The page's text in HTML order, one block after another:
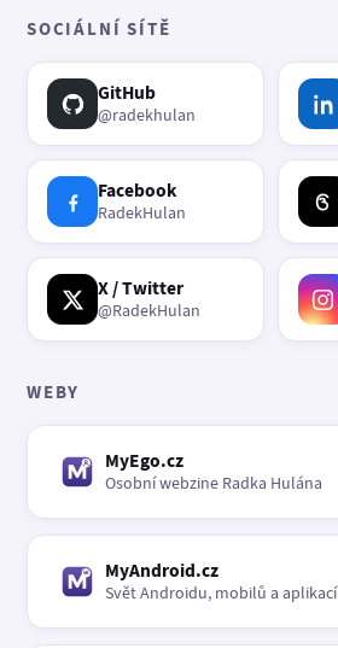
SOCIÁLNÍ SÍTĚ
GitHub
@radekhulan
Facebook
RadekHulan
X / Twitter
@RadekHulan
WEBY
MyEgo.cz
Osobní webzine Radka Hulána
MyAndroid.cz
Svět Androidu, mobilů a aplikací